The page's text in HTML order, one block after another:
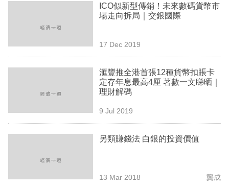
欄
區
ICO似新型傳銷！未來數碼貨幣市
場走向拆局｜交銀國際
17 Dec 2019
滙豐推全港首張12種貨幣扣賬卡
定存年息最高4厘 著數一文睇晒｜
理財解碼
9 Jul 2019
另類賺錢法 白銀的投資價值
13 Mar 2018 龔成